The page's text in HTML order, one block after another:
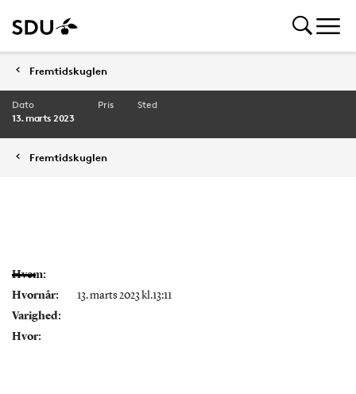
Fremtidskuglen
Dato
13. marts 2023
Pris Sted
Fremtidskuglen
Hvem:
Hvornår:
13. marts 2023 kl.13:11
Varighed:
Hvor: